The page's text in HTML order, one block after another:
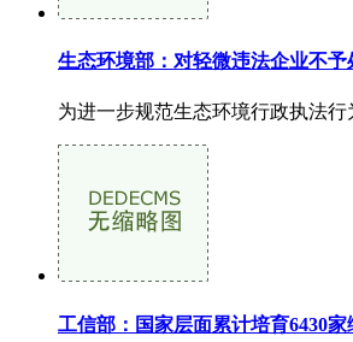
生态环境部：对轻微违法企业不予
为进一步规范生态环境行政执法
工信部：国家层面累计培育6430家